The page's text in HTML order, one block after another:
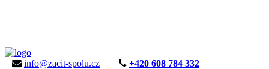
info@zacit-spolu.cz
+420 608 784 332